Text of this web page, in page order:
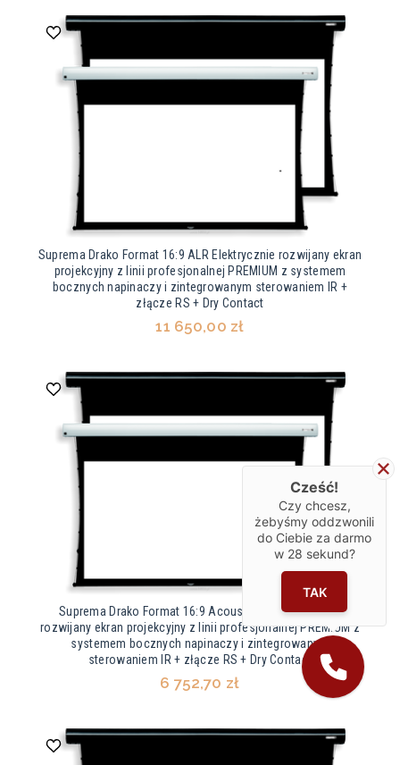
Suprema Drako Format 16:9 ALR Elektrycznie rozwijany ekran
projekcyjny z linii profesjonalnej PREMIUM z systemem
bocznych napinaczy i zintegrowanym sterowaniem IR +
złącze RS + Dry Contact
11 650,00 zł
Suprema Drako Format 16:9 Acoustic HD Elektrycznie
rozwijany ekran projekcyjny z linii profesjonalnej PREMIUM z
systemem bocznych napinaczy i zintegrowanym
sterowaniem IR + złącze RS + Dry Contact
6 752,70 zł
Cześć!
Czy chcesz,
żebyśmy oddzwonili
do Ciebie za darmo
w 28 sekund?
TAK